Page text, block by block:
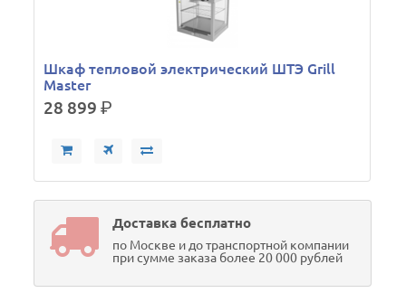
Шкаф тепловой электрический ШТЭ Grill
Master
28 899р.
Доставка бесплатно
по Москве и до транспортной компании
при сумме заказа более 20 000 рублей